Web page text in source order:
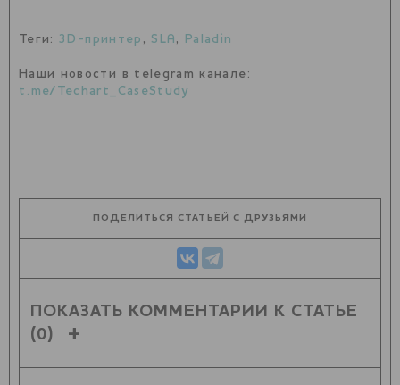
Теги:3D-принтер , SLA , Paladin
Наши новости в telegram канале:
t.me/Techart_CaseStudy
ПОДЕЛИТЬСЯ СТАТЬЕЙ С ДРУЗЬЯМИ
ПОКАЗАТЬ КОММЕНТАРИИ К СТАТЬЕ
(0)